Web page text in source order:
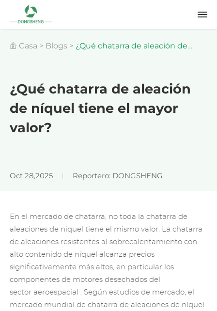
Casa > Blogs > ¿Qué chatarra de aleación de
¿Qué chatarra de aleación
de níquel tiene el mayor
valor?
Oct 28,2025 Reportero: DONGSHENG
En el mercado de chatarra, no toda la chatarra de
aleaciones de níquel tiene el mismo valor. La chatarra
de aleaciones resistentes al sobrecalentamiento con
alto contenido de níquel alcanza precios
significativamente más altos, en particular los
componentes de motores desechados del
sector aeroespacial
. Según estudios de mercado, el
mercado mundial de chatarra de aleaciones de níquel